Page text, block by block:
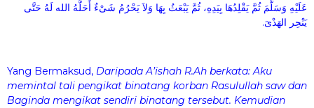
عَلَيْهِ وَسَلَّمَ ثُمَّ يَقْلِدُهَا بِيَدِهِ، ثُمَّ يَبْعَثُ بِهَا وَلاَ يَحْرُمُ شَىْءٌ أَحَلَّهُ الله لَهُ حَتَّى
يَنْحِر الهَدْىَ.
Yang Bermaksud, Daripada A’ishah R.Ah berkata: Aku
memintal tali pengikat binatang korban Rasulullah saw dan
Baginda mengikat sendiri binatang tersebut. Kemudian